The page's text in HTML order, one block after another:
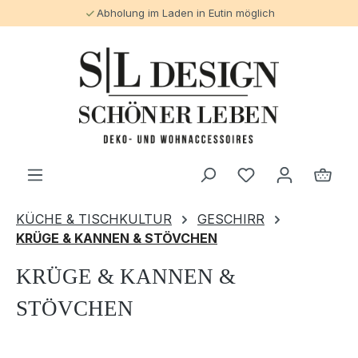
Abholung im Laden in Eutin möglich
KÜCHE & TISCHKULTUR
GESCHIRR
KRÜGE & KANNEN & STÖVCHEN
KRÜGE & KANNEN &
STÖVCHEN